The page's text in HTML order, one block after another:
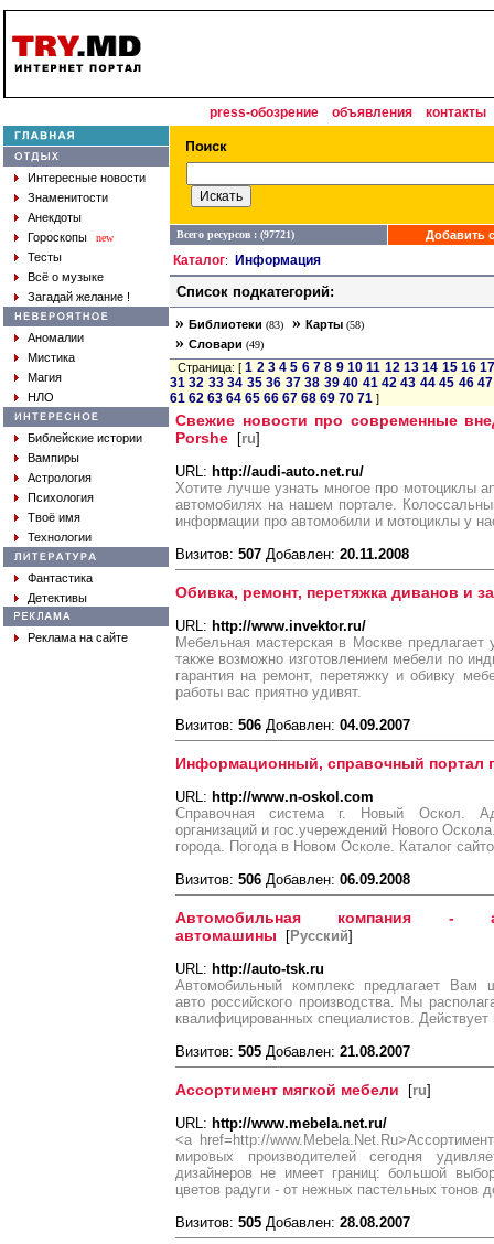
press-обозрение объявления контакты
Интересные новости
Знаменитости
Анекдоты
Гороскопы
new
Тесты
Всё о музыке
Загадай желание !
Аномалии
Мистика
Магия
НЛО
Библейские истории
Вампиры
Астрология
Психология
Твоё имя
Технологии
Фантастика
Детективы
Реклама на сайте
Всего ресурсов : (97721) Добавить
Каталог: Информация
Список подкатегорий:
» Библиотеки (83) » Карты (58)
» Словари (49)
Страница: [1 2 3 4 5 6 7 8 9 10 11 12 13 14 15 16
31 32 33 34 35 36 37 38 39 40 41 42 43 44 45 46 47
61 62 63 64 65 66 67 68 69 70 71 ]
Свежие новости про современные
Porshe [ru]
URL: http://audi-auto.net.ru/
Хотите лучше узнать многое про мотоциклы
автомобилях на нашем портале.
информации про автомобили и мотоциклы у
Визитов: 507 Добавлен: 20.11.2008
Обивка, ремонт, перетяжка диванов и
URL: http://www.invektor.ru/
Мебельная мастерская в Москве
также возможно изготовлением мебели по
гарантия на ремонт, перетяжку и обивку
работы вас приятно удивят.
Визитов: 506 Добавлен: 04.09.2007
Информационный, справочный портал
URL: http://www.n-oskol.com
Справочная система г. Новый Оскол.
организаций и гос.учереждений Нового
города. Погода в Новом Осколе. Каталог
Визитов: 506 Добавлен: 06.09.2008
Автомобильная компания -
автомашины [Русский]
URL: http://auto-tsk.ru
Автомобильный комплекс предлагает Вам
авто российского производства. Мы
квалифицированных специалистов. Действует
Визитов: 505 Добавлен: 21.08.2007
Ассортимент мягкой мебели [ru]
URL: http://www.mebela.net.ru/
<a href=http://
мировых производителей сегодня
дизайнеров не имеет границ: большой
цветов радуги - от нежных пастельных тонов
Визитов: 505 Добавлен: 28.08.2007